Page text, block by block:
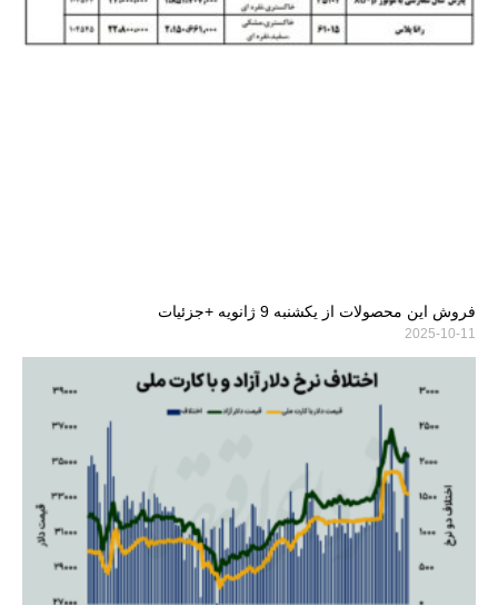
فروش این محصولات از یکشنبه 9 ژانویه +جزئیات
2025-10-11